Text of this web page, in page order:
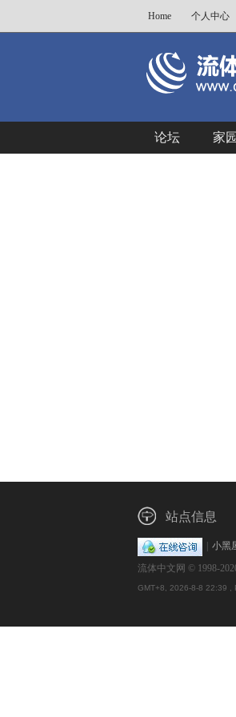
Home 个人中心
论坛 家园
站点信息
小黑
流体中文网 © 1998-
GMT+8, 2026-8-8 22:39